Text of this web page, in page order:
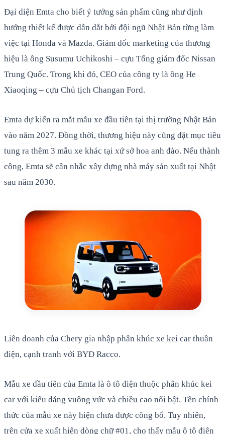
Đại diện Emta cho biết ý tưởng sản phẩm cũng như định
hướng thiết kế được dẫn dắt bởi đội ngũ Nhật Bản từng làm
việc tại Honda và Mazda. Giám đốc marketing của thương
hiệu là ông Susumu Uchikoshi – cựu Tổng giám đốc Nissan
Trung Quốc. Trong khi đó, CEO của công ty là ông He
Xiaoqing – cựu Chủ tịch Changan Ford.
Emta dự kiến ra mắt mẫu xe đầu tiên tại thị trường Nhật Bản
vào năm 2027. Đồng thời, thương hiệu này cũng đặt mục tiêu
tung ra thêm 3 mẫu xe khác tại xứ sở hoa anh đào. Nếu thành
công, Emta sẽ cân nhắc xây dựng nhà máy sản xuất tại Nhật
sau năm 2030.
Liên doanh của Chery gia nhập phân khúc xe kei car thuần
điện, cạnh tranh với BYD Racco.
Mẫu xe đầu tiên của Emta là ô tô điện thuộc phân khúc kei
car với kiểu dáng vuông vức và chiều cao nổi bật. Tên chính
thức của mẫu xe này hiện chưa được công bố. Tuy nhiên,
trên cửa xe xuất hiện dòng chữ #01, cho thấy mẫu ô tô điện